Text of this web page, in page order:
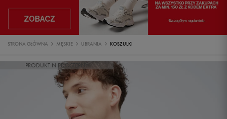
STRONA GŁÓWNA MĘSKIE UBRANIA KOSZULKI
PRODUKT NIEDOSTĘPNY